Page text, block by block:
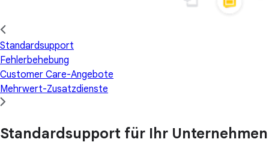
Standardsupport
Fehlerbehebung
Customer Care-Angebote
Mehrwert-Zusatzdienste
Standardsupport für Ihr Unternehmen